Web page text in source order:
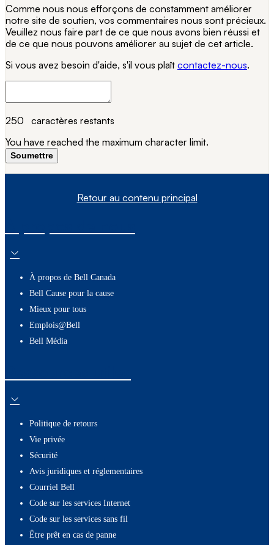
Comme nous nous efforçons de constamment améliorer
notre site de soutien, vos commentaires nous sont précieux.
Veuillez nous faire part de ce que nous avons bien réussi et
de ce que nous pouvons améliorer au sujet de cet article.
Si vous avez besoin d'aide, s'il vous plaît contactez-nous.
250 caractères restants
You have reached the maximum character limit.
Soumettre
Retour au contenu principal
À propos de Bell Canada
Bell Cause pour la cause
Mieux pour tous
Emplois@Bell
Bell Média
Politique de retours
Vie privée
Sécurité
Avis juridiques et réglementaires
Courriel Bell
Code sur les services Internet
Code sur les services sans fil
Être prêt en cas de panne